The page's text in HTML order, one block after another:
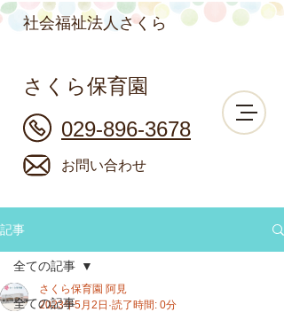
さくら保育園
029-896-3678
お問い合わせ
社会福祉法人さくら
記事
全ての記事
全ての記事
さくら保育園 阿見
2023年5月2日 読了時間: 0分